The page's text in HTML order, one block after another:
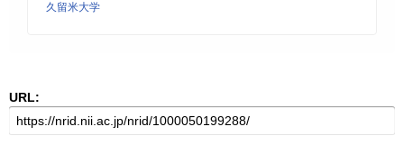
久留米大学
URL: